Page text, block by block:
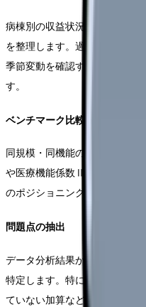
病棟別の収益状況や加算取得
を整理します。過去6か月から
季節変動を確認することで、
す。
ベンチマーク比較
同規模・同機能の医療機関と
や医療機能係数Ⅱの状況、平
のポジショニングを確認します
問題点の抽出
データ分析結果から、収益性
特定します。特に算定漏れの
ていない加算などを重点的に確